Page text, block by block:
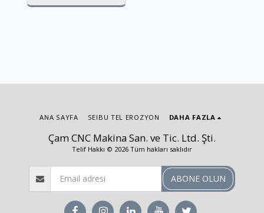
Çam CNC Makina San. ve Tic. Ltd. Şti.
Telif Hakkı © 2026 Tüm hakları saklıdır
ANA SAYFA SEIBU TEL EROZYON DAHA FAZLA
ABONE OLUN